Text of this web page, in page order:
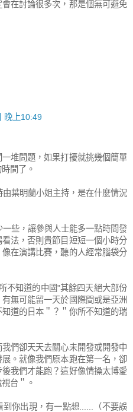
在討論很多次，那是個無可避免
晚上10:49
堆問題，如果打擾就挑幾個簡單
間了。
葉明蘭小姐主持，是在什麼情況
些，讓參與人士能多一點時間發
法，否則貴節目短短一個小時分
在演講比賽，聽的人經常腦袋分
不知道的中國"其餘四天絕大部份
無可能留一天於國際間或是亞洲
道的日本＂？＂你所不知道的瑞
們卻天天去關心未開發或開發中
。就像我們原本跑在第一名，卻
我們才能跑？這好像情操太博愛
台＂。
你出現，有一點想......（不要誤